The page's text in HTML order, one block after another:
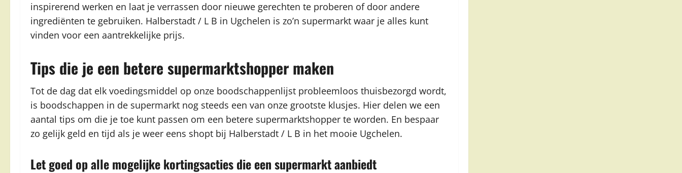
inspirerend werken en laat je verrassen door nieuwe gerechten te proberen of door andere
ingrediënten te gebruiken. Halberstadt / L B in Ugchelen is zo’n supermarkt waar je alles kunt
vinden voor een aantrekkelijke prijs.
Tips die je een betere supermarktshopper maken
Tot de dag dat elk voedingsmiddel op onze boodschappenlijst probleemloos thuisbezorgd wordt,
is boodschappen in de supermarkt nog steeds een van onze grootste klusjes. Hier delen we een
aantal tips om die je toe kunt passen om een betere supermarktshopper te worden. En bespaar
zo gelijk geld en tijd als je weer eens shopt bij Halberstadt / L B in het mooie Ugchelen.
Let goed op alle mogelijke kortingsacties die een supermarkt aanbiedt